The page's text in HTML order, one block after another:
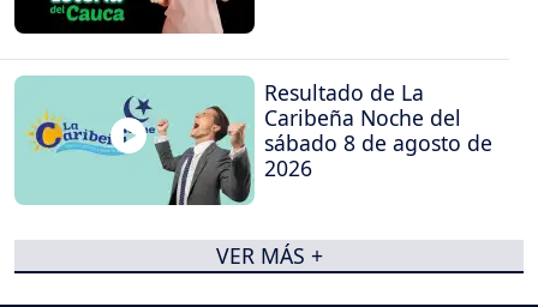
Resultado de La
Caribeña Noche del
sábado 8 de agosto de
2026
VER MÁS +